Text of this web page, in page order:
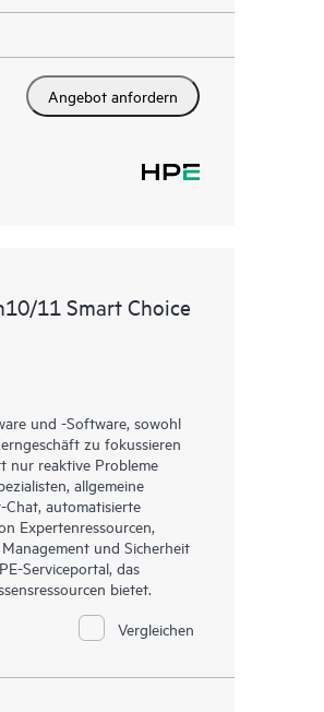
Angebot anfordern
11 Smart Choice
und -Software, sowohl
zu fokussieren
nur reaktive Probleme
allgemeine
automatisierte
Expertenressourcen,
und Sicherheit
Serviceportal, das
bietet.
Vergleichen